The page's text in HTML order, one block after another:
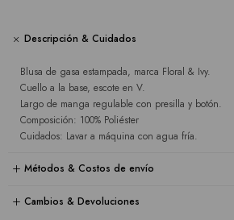
Descripción & Cuidados
Blusa de gasa estampada, marca Floral & Ivy.
Cuello a la base, escote en V.
Largo de manga regulable con presilla y botón.
Composición: 100% Poliéster
Cuidados: Lavar a máquina con agua fría.
Métodos & Costos de envío
Cambios & Devoluciones